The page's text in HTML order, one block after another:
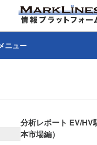
ニュー
分析レポート EV/HV
本市場編）